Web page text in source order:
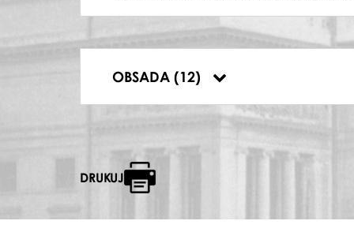
OBSADA (12)
Eugeniusz Banaszczyk
Krystyna Jaźwińska-Dobosz
Andrzej Zagdański
DRUKUJ